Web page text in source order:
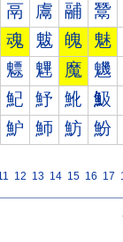
鬲 鬳 鬴 鬵
魂 魃 魄 魅
魒 魓 魔 魕
魢 魣 魤 魥
魲 魳 魴 魵
12 13 14 15 16 17